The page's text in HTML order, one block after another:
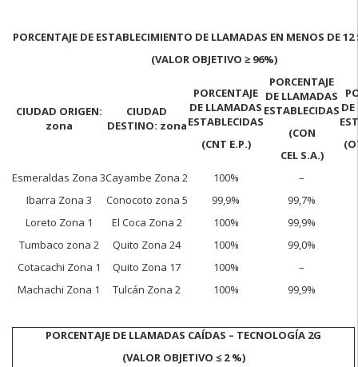
PORCENTAJE DE ESTABLECIMIENTO DE LLAMADAS EN MENOS DE
(VALOR OBJETIVO ≥ 96%)
CIUDAD ORIGEN:
zona
CIUDAD
DESTINO: zona
PORCENTAJE
DE LLAMADAS
ESTABLECIDAS
(CNT E.P.)
PORCENTAJE
DE LLAMADAS
ESTABLECIDAS
(CON
CEL S.A.)
Esmeraldas Zona 3Cayambe Zona 2 100%
–
Ibarra Zona 3
Conocoto zona 5 99,9%
99,7%
Loreto Zona 1
El Coca Zona 2 100%
99,9%
Tumbaco zona 2
Quito Zona 24 100%
99,0%
Cotacachi Zona 1
Quito Zona 17 100%
–
Machachi Zona 1
Tulcán Zona 2 100% 99,9%
PORCENTAJE DE LLAMADAS CAÍDAS – TECNOLOGÍA 2G
(VALOR OBJETIVO ≤ 2 %)